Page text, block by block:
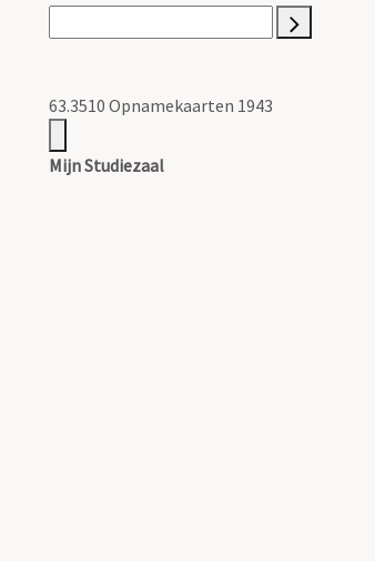
63.3510 Opnamekaarten 1943
Mijn Studiezaal